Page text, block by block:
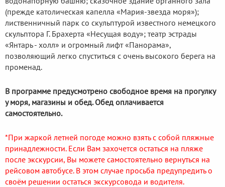
(прежде католическая капелла «Мария-звезда моря»);
лиственничный парк со скульптурой известного немецкого
скульптора Г. Брахерта «Несущая воду»; театр эстрады
«Янтарь - холл» и огромный лифт «Панорама»,
позволяющий легко спуститься с очень высокого берега на
променад.
В программе предусмотрено свободное время на прогулку
у моря, магазины и обед. Обед оплачивается
самостоятельно.
*При жаркой летней погоде можно взять с собой пляжные
принадлежности. Если Вам захочется остаться на пляже
после экскурсии, Вы можете самостоятельно вернуться на
рейсовом автобусе. В этом случае просьба предупредить о
своём решении остаться экскурсовода и водителя.